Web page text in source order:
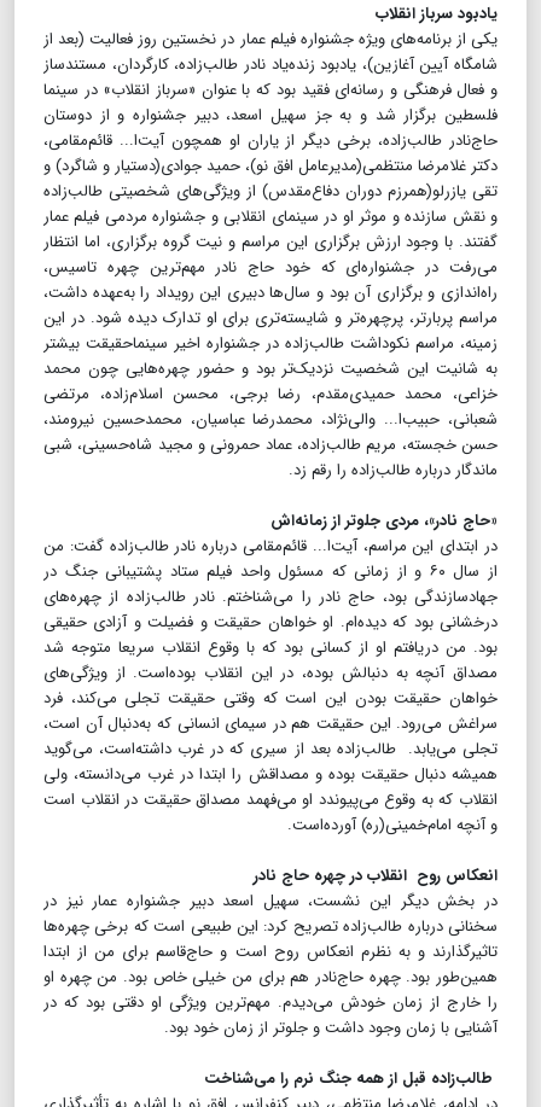
یادبود سرباز انقلاب
یکی از برنامه‌های ویژه جشنواره فیلم عمار در نخستین روز فعالیت (بعد از
شامگاه آیین آغازین)، یادبود زنده‌یاد نادر طالب‌زاده، کارگردان، مستندساز
و فعال فرهنگی و رسانه‌ای فقید بود که با عنوان «سرباز انقلاب» در سینما
فلسطین برگزار شد و به جز سهیل اسعد، دبیر جشنواره و از دوستان
حاج‌نادر طالب‌زاده، برخی دیگر از یاران او همچون آیت‌ا... قائم‌مقامی،
دکتر غلامرضا منتظمی(مدیرعامل افق نو)، حمید جوادی(دستیار و شاگرد) و
تقی یازرلو(همرزم دوران دفاع‌مقدس) از ویژگی‌های شخصیتی طالب‌زاده
و نقش سازنده و موثر او در سینمای انقلابی و جشنواره مردمی فیلم عمار
گفتند. با وجود ارزش برگزاری این مراسم و نیت گروه برگزاری، اما انتظار
می‌رفت در جشنواره‌ای که خود حاج نادر مهم‌ترین چهره تاسیس،
راه‌اندازی و برگزاری آن بود و سال‌ها دبیری این رویداد را به‌عهده داشت،
مراسم پربارتر، پرچهره‌تر و شایسته‌تری برای او تدارک دیده شود. در این
زمینه، مراسم نکوداشت طالب‌زاده در جشنواره اخیر سینماحقیقت بیشتر
به شانیت این شخصیت نزدیک‌تر بود و حضور چهره‌هایی چون محمد
خزاعی، محمد حمیدی‌مقدم، رضا برجی، محسن اسلام‌زاده، مرتضی
شعبانی، حبیب‌ا... والی‌نژاد، محمدرضا عباسیان، محمدحسین نیرومند،
حسن خجسته، مریم طالب‌زاده، عماد حمرونی و مجید شاه‌حسینی، شبی
ماندگار درباره طالب‌زاده را رقم زد.
«حاج نادر»، مردی جلوتر از زمانه‌اش
در ابتدای این مراسم، آیت‌ا... قائم‌مقامی درباره نادر طالب‌زاده گفت: من
از سال ۶۰ و از زمانی که مسئول واحد فیلم ستاد پشتیبانی جنگ در
جهادسازندگی بود، حاج نادر را می‌شناختم. نادر طالب‌زاده از چهره‌های
درخشانی بود که دیده‌ام. او خواهان حقیقت و فضیلت و آزادی حقیقی
بود. من دریافتم او از کسانی بود که با وقوع انقلاب سریعا متوجه شد
مصداق آنچه به دنبالش بوده، در این انقلاب بوده‌است. از ویژگی‌های
خواهان حقیقت بودن این است که وقتی حقیقت تجلی می‌کند، فرد
سراغش می‌رود. این حقیقت هم در سیمای انسانی که به‌دنبال آن است،
تجلی می‌یابد. طالب‌زاده بعد از سیری که در غرب داشته‌است، می‌گوید
همیشه دنبال حقیقت بوده و مصداقش را ابتدا در غرب می‌دانسته، ولی
انقلاب که به وقوع می‌پیوندد او می‌فهمد مصداق حقیقت در انقلاب است
و آنچه امام‌خمینی(ره) آورده‌است.
انعکاس روح انقلاب در چهره حاج نادر
در بخش دیگر این نشست، سهیل اسعد دبیر جشنواره عمار نیز در
سخنانی درباره طالب‌زاده تصریح کرد: این طبیعی است که برخی چهره‌ها
تاثیرگذارند و به نظرم انعکاس روح است و حاج‌قاسم برای من از ابتدا
همین‌طور بود. چهره حاج‌نادر هم برای من خیلی خاص بود. من چهره او
را خارج از زمان خودش می‌دیدم. مهم‌ترین ویژگی او دقتی بود که در
آشنایی با زمان وجود داشت و جلوتر از زمان خود بود.
طالب‌زاده قبل از همه جنگ نرم را می‌شناخت